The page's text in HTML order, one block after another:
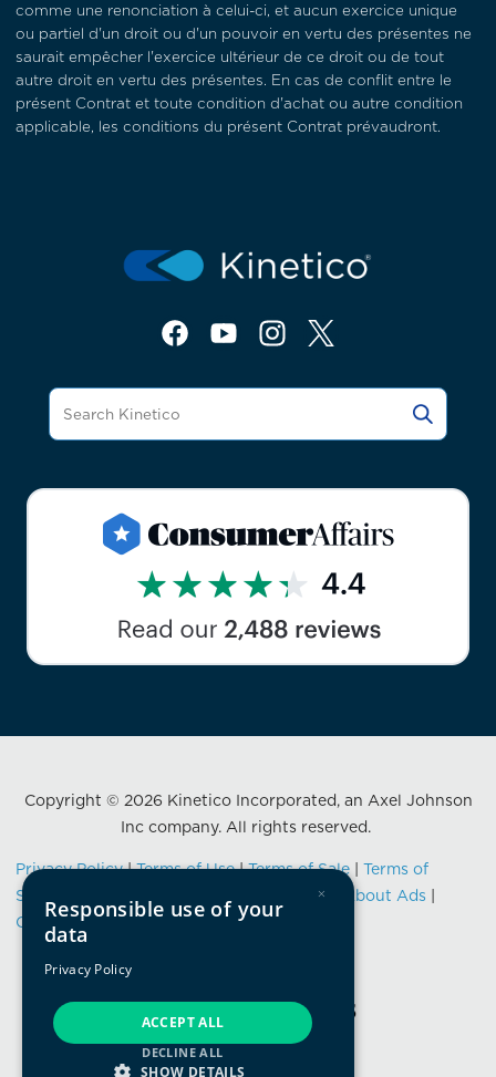
comme une renonciation à celui-ci, et aucun exercice unique
ou partiel d'un droit ou d'un pouvoir en vertu des présentes ne
saurait empêcher l'exercice ultérieur de ce droit ou de tout
autre droit en vertu des présentes. En cas de conflit entre le
présent Contrat et toute condition d'achat ou autre condition
applicable, les conditions du présent Contrat prévaudront.
Copyright © 2026 Kinetico Incorporated, an Axel Johnson
Inc company. All rights reserved.
Privacy Policy|Terms of Use|Terms of Sale |Terms of
Service
Data Privacy Framework Notice About Ads
California Consumer Privacy Notification
×
Responsible use of your
data
Privacy Policy
ACCEPT ALL
DECLINE ALL
SHOW DETAILS